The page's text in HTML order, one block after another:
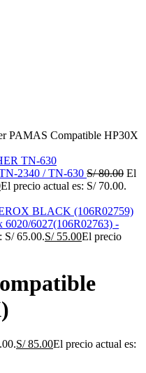
PAMAS Compatible HP30X
2340 / TN-630 S/80.00 El
El precio actual es: S/ 70.00.
6020/6027(106R02763) -
S/ 65.00.S/55.00El precio
S/85.00El precio actual es: